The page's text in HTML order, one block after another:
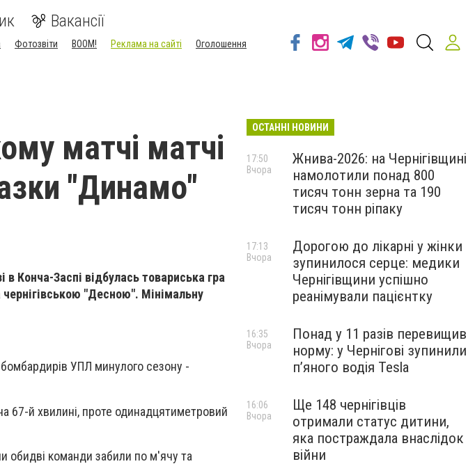
Вакансії
Фотозвіти BOOM! Реклама на сайті
Оголошення
матчі матчі
"Динамо"
в Конча-Заспі відбулась товариська гра
"Десною". Мінімальну
УПЛ минулого сезону -
67-й хвилині, проте одинадцятиметровий
обидві команди забили по м'ячу та
ОСТАННІ НОВИНИ
Жнива-2026: на Чернігівщині
намолотили понад 800
тисяч тонн зерна та 190
тисяч тонн ріпаку
17:50
Вчора
Дорогою до лікарні у жінки
зупинилося серце: медики
Чернігівщини успішно
реанімували пацієнтку
17:13
Вчора
Понад у 11 разів перевищив
норму: у Чернігові зупинили
пʼяного водія Tesla
16:35
Вчора
Ще 148 чернігівців
отримали статус дитини,
яка постраждала внаслідок
війни
16:06
Вчора